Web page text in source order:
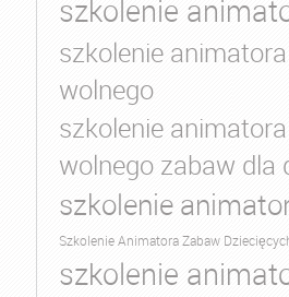
szkolenie
szkolenie
wolnego
szkolenie
wolnego zabaw dla
szkolenie
Szkolenie Animatora Zabaw
szkolenie